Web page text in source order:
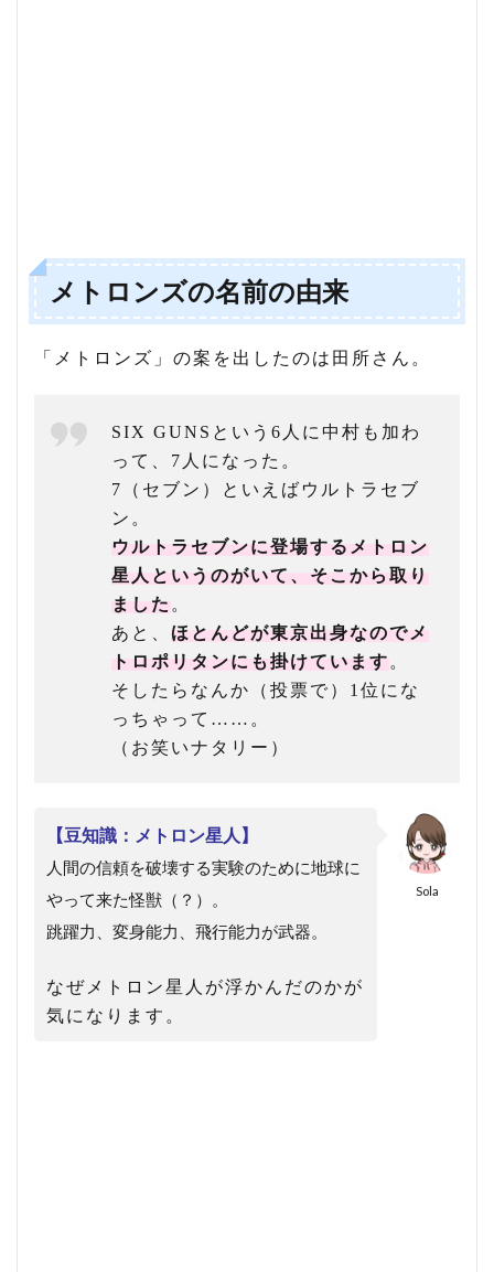
メトロンズの名前の由来
「メトロンズ」の案を出したのは田所さん。
SIX GUNSという6人に中村も加わ
って、7人になった。
7（セブン）といえばウルトラセブ
ン。
ウルトラセブンに登場するメトロン
星人というのがいて、そこから取り
ました 。
あと、 ほとんどが東京出身なのでメ
トロポリタンにも掛けています 。
そしたらなんか（投票で）1位にな
っちゃって……。
（お笑いナタリー）
Sola
【豆知識：メトロン星人】
人間の信頼を破壊する実験のために地球に
やって来た怪獣（？）。
跳躍力、変身能力、飛行能力が武器。
なぜメトロン星人が浮かんだのかが
気になります。